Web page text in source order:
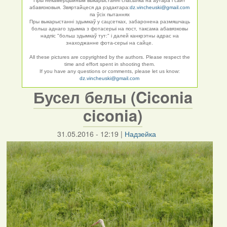
абавязковыя. Звяртайцеся да рэдактара:dz.vincheuski@gmail.com
па ўсіх пытаннях
Пры выкарыстанні здымкаў у сацсетках, забаронена размяшчаць
больш аднаго здымка з фотасерыі на пост, таксама абавязковы
надпіс "больш здымкаў тут:" і далей канкрэтны адрас на
знаходжанне фота-серыі на сайце.
All these pictures are copyrighted by the authors. Please respect the
time and effort spent in shooting them.
If you have any questions or comments, please let us know:
dz.vincheuski@gmail.com
Бусел белы (Ciconia
ciconia)
31.05.2016 - 12:19 | Надзейка